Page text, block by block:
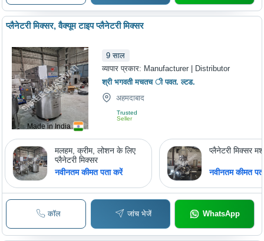
Made in India
प्लैनेटरी मिक्सर, वैक्यूम टाइप प्लैनेटरी मिक्सर
9 साल
व्यापार प्रकार: Manufacturer | Distributor
श्री भगवती मचतच ी पवत. ल्टड.
अहमदाबाद
Trusted
Seller
मलहम, क्रीम, लोशन के लिए
प्लैनेटरी मिक्सर
नवीनतम कीमत पता करें
प्लैनेटरी मिक्सर
नवीनतम कीमत
कॉल जांच भेजें WhatsApp